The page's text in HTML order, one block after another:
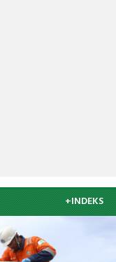
+INDEKS